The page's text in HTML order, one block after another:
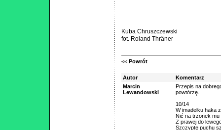
Kuba Chruszczewski
fot. Roland Thräner
<< Powrót
Autor
Komentarz
Marcin
Lewandowski
Przepis na
powtórzę.
10/14
W imadełku haka
Nić na trzonek mu
Z prawej do
Szczyptę puchu